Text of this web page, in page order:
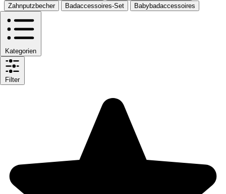
Zahnputzbecher
Badaccessoires-Set Babybadaccessoires
Kategorien
Filter